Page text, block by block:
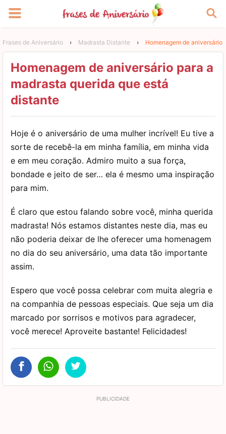
Frases de Aniversário › Madrasta Distante › Homenagem de aniversário
Homenagem de aniversário para a
madrasta querida que está
distante
Hoje é o aniversário de uma mulher incrível! Eu tive a
sorte de recebê-la em minha família, em minha vida
e em meu coração. Admiro muito a sua força,
bondade e jeito de ser… ela é mesmo uma inspiração
para mim.
É claro que estou falando sobre você, minha querida
madrasta! Nós estamos distantes neste dia, mas eu
não poderia deixar de lhe oferecer uma homenagem
no dia do seu aniversário, uma data tão importante
assim.
Espero que você possa celebrar com muita alegria e
na companhia de pessoas especiais. Que seja um dia
marcado por sorrisos e motivos para agradecer,
você merece! Aproveite bastante! Felicidades!